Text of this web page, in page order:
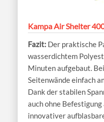
Kampa Air Shelter
Der praktische
wasserdichtem
Minuten aufgebaut.
Seitenwände einfach
Dank der stabilen
auch ohne Befestigung
innovativer